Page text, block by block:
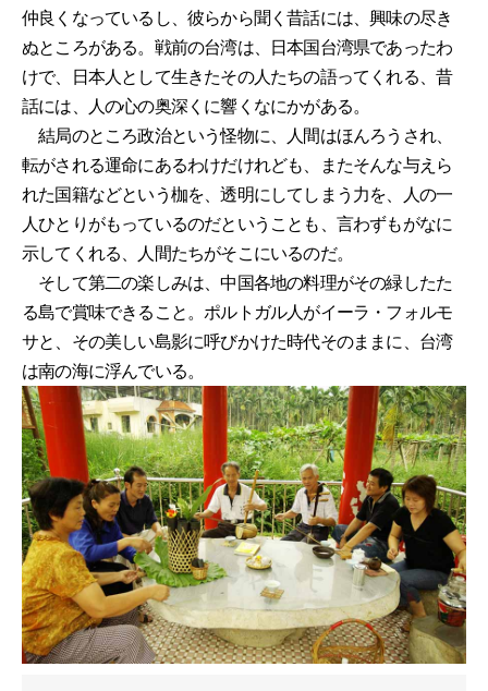
仲良くなっているし、彼らから聞く昔話には、興味の尽き
ぬところがある。戦前の台湾は、日本国台湾県であったわ
けで、日本人として生きたその人たちの語ってくれる、昔
話には、人の心の奥深くに響くなにかがある。
結局のところ政治という怪物に、人間はほんろうされ、
転がされる運命にあるわけだけれども、またそんな与えら
れた国籍などという枷を、透明にしてしまう力を、人の一
人ひとりがもっているのだということも、言わずもがなに
示してくれる、人間たちがそこにいるのだ。
そして第二の楽しみは、中国各地の料理がその緑したた
る島で賞味できること。ポルトガル人がイーラ・フォルモ
サと、その美しい島影に呼びかけた時代そのままに、台湾
は南の海に浮んでいる。